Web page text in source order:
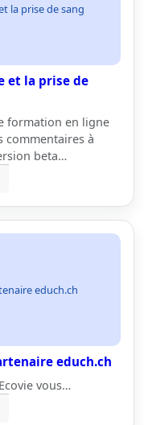
la prise de sang
et la prise de
formation en ligne
commentaires à
beta…
educh.ch
educh.ch
vous…